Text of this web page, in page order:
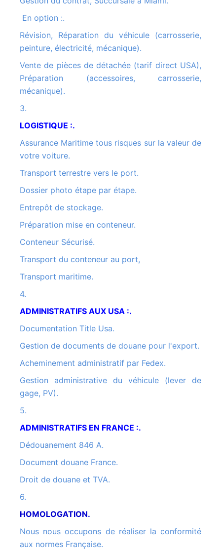
En option :.
Révision, Réparation du véhicule (carrosserie,
peinture, électricité, mécanique).
Vente de pièces de détachée (tarif direct USA),
Préparation (accessoires, carrosserie,
mécanique).
3.
LOGISTIQUE :.
Assurance Maritime tous risques sur la valeur de
votre voiture.
Transport terrestre vers le port.
Dossier photo étape par étape.
Entrepôt de stockage.
Préparation mise en conteneur.
Conteneur Sécurisé.
Transport du conteneur au port,
Transport maritime.
4.
ADMINISTRATIFS AUX USA :.
Documentation Title Usa.
Gestion de documents de douane pour l'export.
Acheminement administratif par Fedex.
Gestion administrative du véhicule (lever de
gage, PV).
5.
ADMINISTRATIFS EN FRANCE :.
Dédouanement 846 A.
Document douane France.
Droit de douane et TVA.
6.
HOMOLOGATION.
Nous nous occupons de réaliser la conformité
aux normes Française.